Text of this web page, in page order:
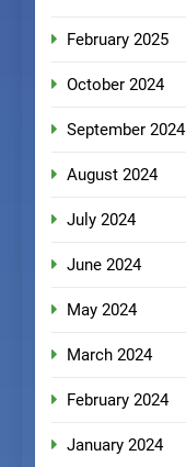
February 2025
October 2024
September 2024
August 2024
July 2024
June 2024
May 2024
March 2024
February 2024
January 2024